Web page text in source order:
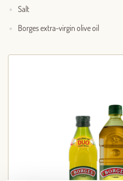
Salt
Borges extra-virgin olive oil